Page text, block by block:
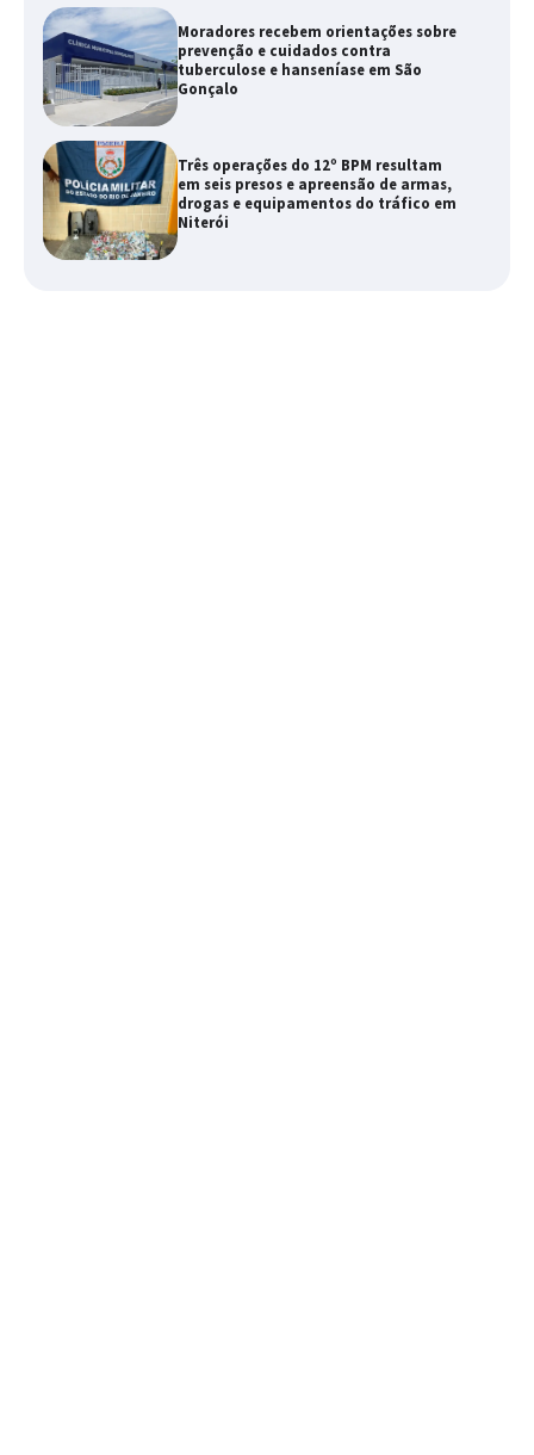
Moradores recebem orientações sobre
prevenção e cuidados contra
tuberculose e hanseníase em São
Gonçalo
Três operações do 12º BPM resultam
em seis presos e apreensão de armas,
drogas e equipamentos do tráfico em
Niterói